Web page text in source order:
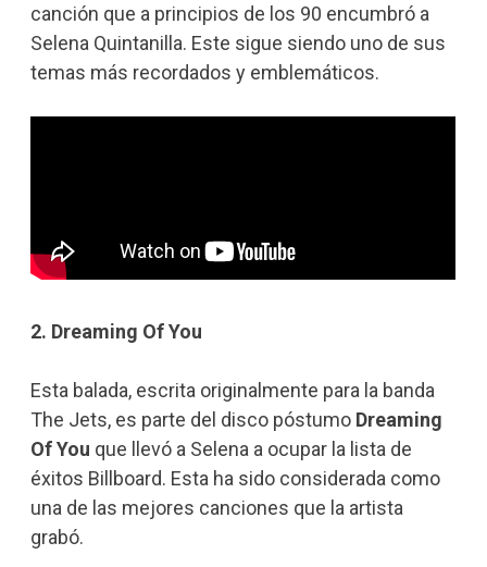
canción que a principios de los 90 encumbró a
Selena Quintanilla. Este sigue siendo uno de sus
temas más recordados y emblemáticos.
2. Dreaming Of You
Esta balada, escrita originalmente para la banda
The Jets, es parte del disco póstumo Dreaming
Of You que llevó a Selena a ocupar la lista de
éxitos Billboard. Esta ha sido considerada como
una de las mejores canciones que la artista
grabó.